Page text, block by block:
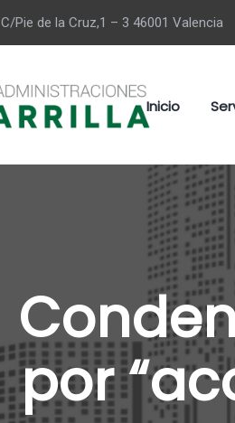
C/Pie de la Cruz,1 – 3 46001 Valencia
Inicio
por